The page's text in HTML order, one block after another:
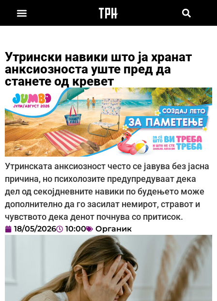
Утрински навики што ја хранат
анксиозноста уште пред да
станете од кревет
Утринската анксиозност често се јавува без јасна
причина, но психолозите предупредуваат дека
дел од секојдневните навики по будењето може
дополнително да го засилат немирот, стравот и
чувството дека денот почнува со притисок.
18/05/2026 10:00 Органик